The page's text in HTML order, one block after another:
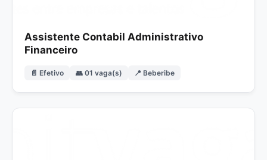
Assistente Contabil Administrativo
Financeiro
📄 Efetivo 👥 01 vaga(s) 📍 Beberibe